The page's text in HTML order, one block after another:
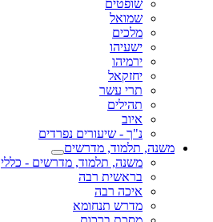
שופטים
שמואל
מלכים
ישעיהו
ירמיהו
יחזקאל
תרי עשר
תהילים
איוב
נ"ך - שיעורים נפרדים
משנה, תלמוד, מדרשים
משנה, תלמוד, מדרשים - כללי
בראשית רבה
איכה רבה
מדרש תנחומא